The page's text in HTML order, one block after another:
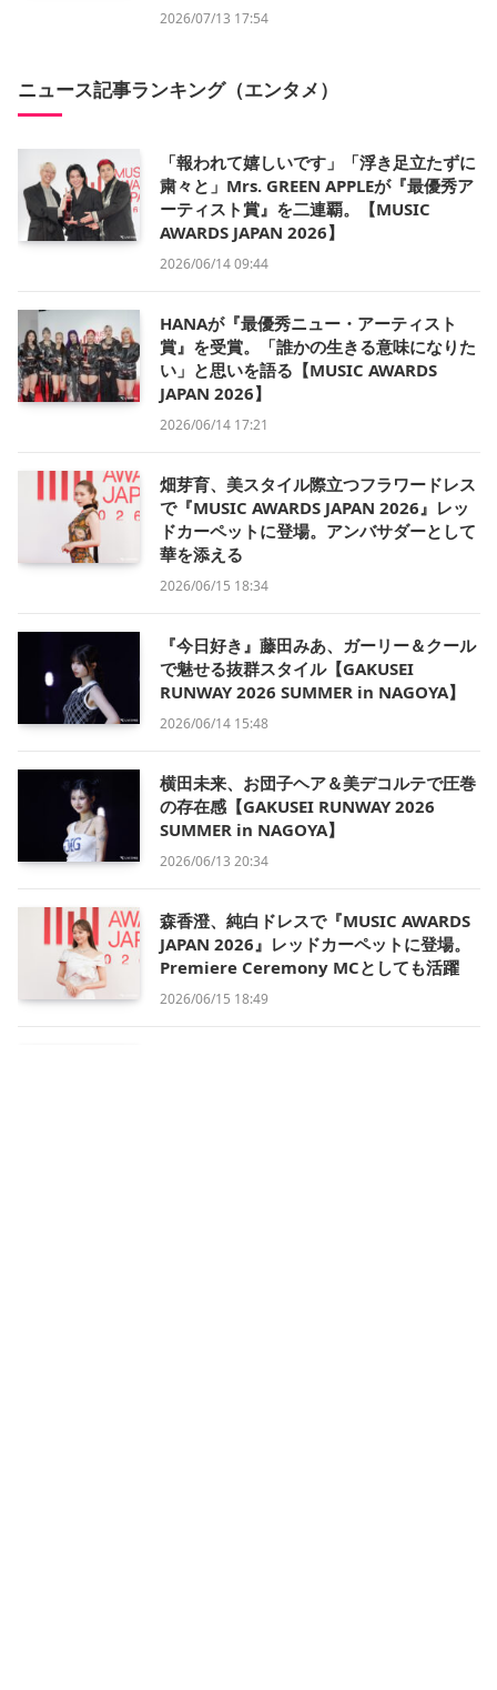
2026/07/13 17:54
ニュース記事ランキング（エンタメ）
「報われて嬉しいです」「浮き足立たずに
粛々と」Mrs. GREEN APPLEが『最優秀ア
ーティスト賞』を二連覇。【MUSIC
AWARDS JAPAN 2026】
2026/06/14 09:44
HANAが『最優秀ニュー・アーティスト
賞』を受賞。「誰かの生きる意味になりた
い」と思いを語る【MUSIC AWARDS
JAPAN 2026】
2026/06/14 17:21
畑芽育、美スタイル際立つフラワードレス
で『MUSIC AWARDS JAPAN 2026』レッ
ドカーペットに登場。アンバサダーとして
華を添える
2026/06/15 18:34
『今日好き』藤田みあ、ガーリー＆クール
で魅せる抜群スタイル【GAKUSEI
RUNWAY 2026 SUMMER in NAGOYA】
2026/06/14 15:48
横田未来、お団子ヘア＆美デコルテで圧巻
の存在感【GAKUSEI RUNWAY 2026
SUMMER in NAGOYA】
2026/06/13 20:34
森香澄、純白ドレスで『MUSIC AWARDS
JAPAN 2026』レッドカーペットに登場。
Premiere Ceremony MCとしても活躍
2026/06/15 18:49